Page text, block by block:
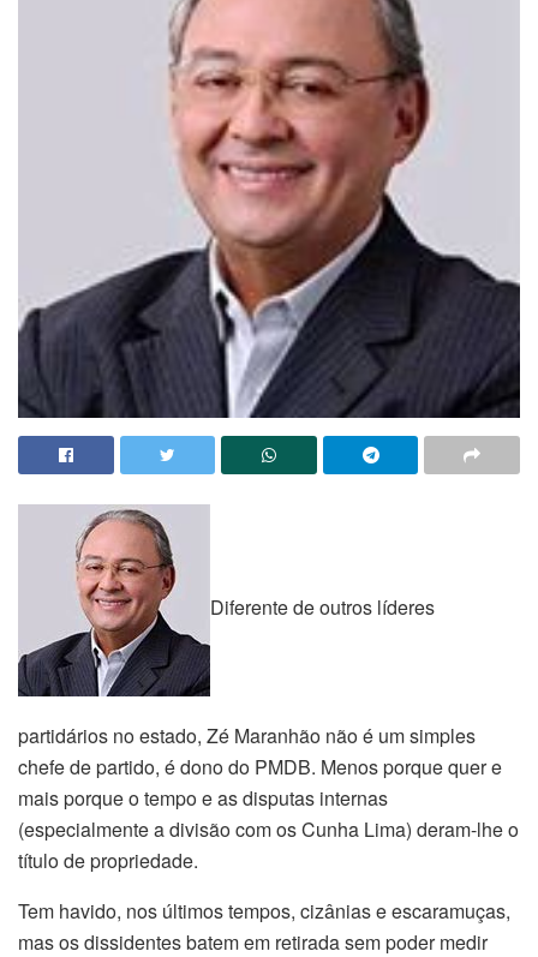
Diferente de outros líderes
partidários no estado, Zé Maranhão não é um simples
chefe de partido, é dono do PMDB. Menos porque quer e
mais porque o tempo e as disputas internas
(especialmente a divisão com os Cunha Lima) deram-lhe o
título de propriedade.
Tem havido, nos últimos tempos, cizânias e escaramuças,
mas os dissidentes batem em retirada sem poder medir